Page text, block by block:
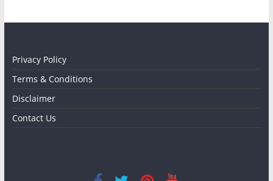
Privacy Policy
Terms & Conditions
Disclaimer
Contact Us